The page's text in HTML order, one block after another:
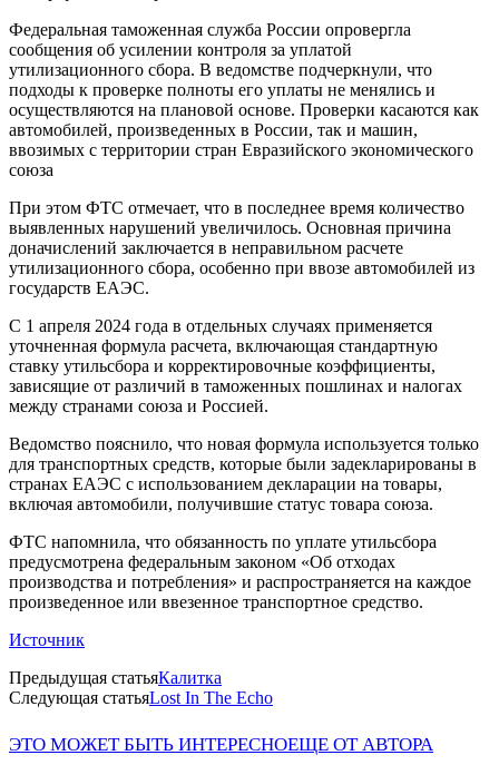
Федеральная таможенная служба России опровергла
сообщения об усилении контроля за уплатой
утилизационного сбора. В ведомстве подчеркнули, что
подходы к проверке полноты его уплаты не менялись и
осуществляются на плановой основе. Проверки касаются как
автомобилей, произведенных в России, так и машин,
ввозимых с территории стран Евразийского экономического
союза
При этом ФТС отмечает, что в последнее время количество
выявленных нарушений увеличилось. Основная причина
доначислений заключается в неправильном расчете
утилизационного сбора, особенно при ввозе автомобилей из
государств ЕАЭС.
С 1 апреля 2024 года в отдельных случаях применяется
уточненная формула расчета, включающая стандартную
ставку утильсбора и корректировочные коэффициенты,
зависящие от различий в таможенных пошлинах и налогах
между странами союза и Россией.
Ведомство пояснило, что новая формула используется только
для транспортных средств, которые были задекларированы в
странах ЕАЭС с использованием декларации на товары,
включая автомобили, получившие статус товара союза.
ФТС напомнила, что обязанность по уплате утильсбора
предусмотрена федеральным законом «Об отходах
производства и потребления» и распространяется на каждое
произведенное или ввезенное транспортное средство.
Источник
Предыдущая статьяКалитка
Следующая статьяLost In The Echo
ЭТО МОЖЕТ БЫТЬ ИНТЕРЕСНОЕЩЕ ОТ АВТОРА